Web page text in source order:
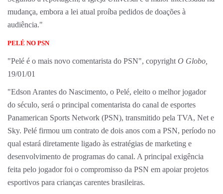
mudança, embora a lei atual proíba pedidos de doações à
audiência."
PELÉ NO PSN
"Pelé é o mais novo comentarista do PSN", copyright O Globo,
19/01/01
"Edson Arantes do Nascimento, o Pelé, eleito o melhor jogador
do século, será o principal comentarista do canal de esportes
Panamerican Sports Network (PSN), transmitido pela TVA, Net e
Sky. Pelé firmou um contrato de dois anos com a PSN, período no
qual estará diretamente ligado às estratégias de marketing e
desenvolvimento de programas do canal. A principal exigência
feita pelo jogador foi o compromisso da PSN em apoiar projetos
esportivos para crianças carentes brasileiras.